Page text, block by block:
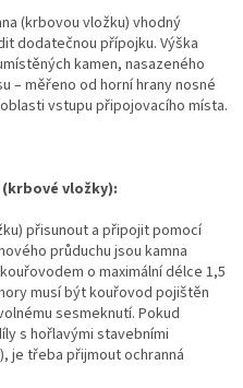
(krbovou vložku) vhodný
dodatečnou přípojku. Výška
kamen, nasazeného
– měřeno od horní hrany nosné
vstupu připojovacího místa.
vložky):
přisunout a připojit pomocí
průduchu jsou kamna
o maximální délce 1,5
musí být kouřovod pojištěn
sesmeknutí. Pokud
s hořlavými stavebními
je třeba přijmout ochranná